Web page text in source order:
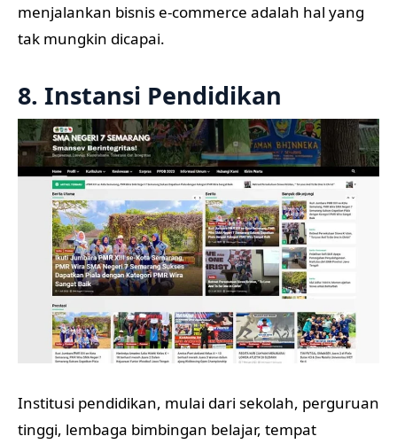
menjalankan bisnis e-commerce adalah hal yang
tak mungkin dicapai.
8. Instansi Pendidikan
Institusi pendidikan, mulai dari sekolah, perguruan
tinggi, lembaga bimbingan belajar, tempat